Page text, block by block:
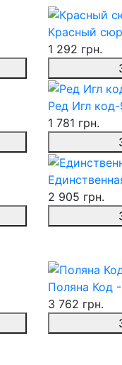
Красный
1 292 грн.
Ред Игл код-
1 781 грн.
2 905 грн.
Поляна Код
3 762 грн.